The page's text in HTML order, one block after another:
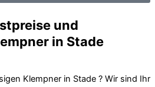
und
in Stade
Klempner in Stade ? Wir sind Ihr